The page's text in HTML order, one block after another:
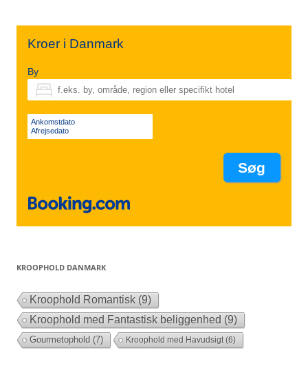
Kroer i Danmark
By
Ankomstdato
Afrejsedato
KROOPHOLD DANMARK
Kroophold Romantisk (9)
Kroophold med Fantastisk beliggenhed (9)
Gourmetophold (7) Kroophold med Havudsigt(6)